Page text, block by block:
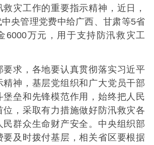
灾工作的重要指示精神，近日，
央管理党费中给广西、甘肃等5省
6000万元，用于支持防汛救灾工
求，各地要认真贯彻落实习近平
精神，基层党组织和广大党员干部
堡垒和先锋模范作用，始终把人民
位，采取有力措施做好防汛救灾各
民群众生命财产安全。中央组织部
要及时拨付基层，相关省区要根据